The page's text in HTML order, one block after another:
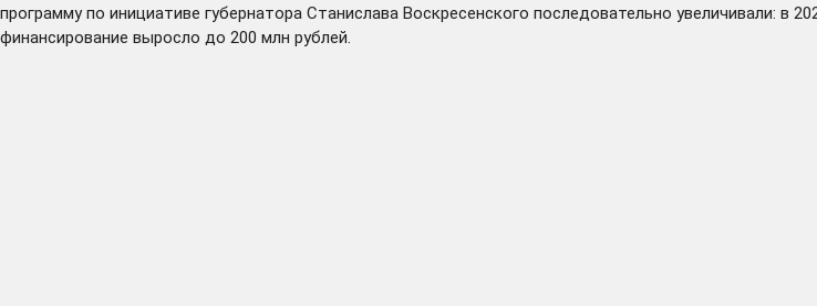
программу по инициативе губернатора Станислава Воскресенского последовательно увеличивали: в
финансирование выросло до 200 млн рублей.